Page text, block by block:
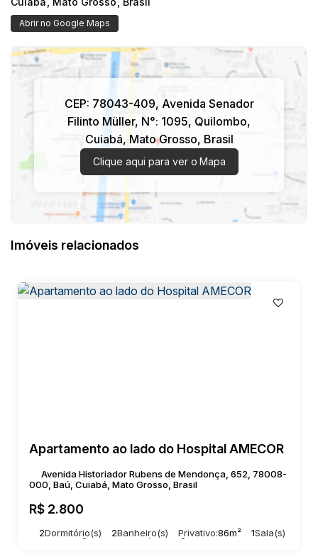
Abrir no Google Maps
CEP: 78043-409, Avenida Senador
Filinto Müller, N°: 1095, Quilombo,
Cuiabá, Mato Grosso, Brasil
Clique aqui para ver o Mapa
Imóveis relacionados
Apartamento ao lado do Hospital AMECOR
R$ 2.800
Avenida Historiador Rubens de Mendonça, 652, 78008-
000, Baú, Cuiabá, Mato Grosso, Brasil
2Dormitório(s) 2Banheiro(s) Privativo:86m² 1Sala(s)
86m² Útil: 86m²